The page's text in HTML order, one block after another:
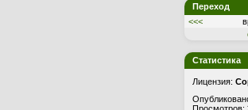
Переход
<<<
Статистика
Лицензия: